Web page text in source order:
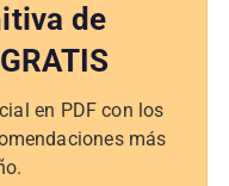
de
en PDF con los
más